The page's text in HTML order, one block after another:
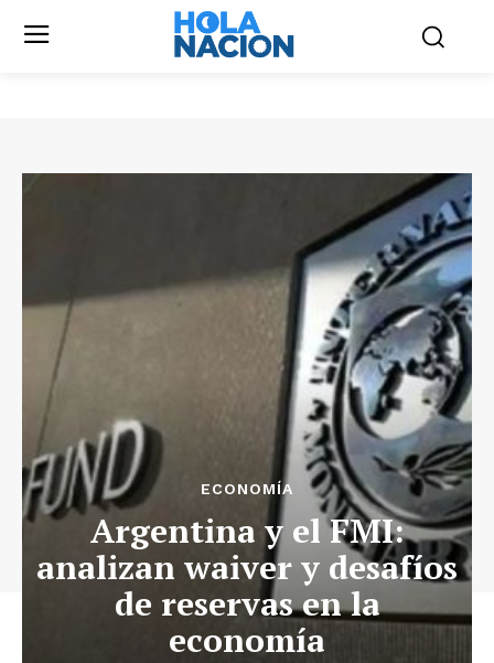
ECONOMÍA
Argentina y el FMI:
analizan waiver y desafíos
de reservas en la
economía